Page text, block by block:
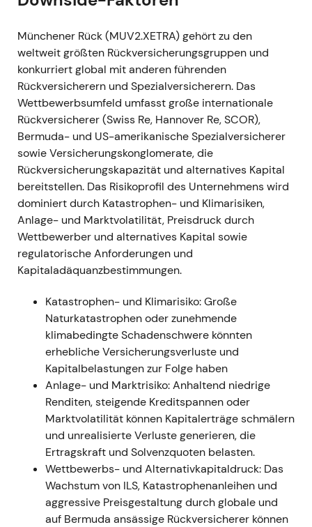
inflationäres Umfeld)
Ereignis:Der russische Einmarsch in die
Ukraine löste Abschreibungen auf russische
und ukrainische Anleihen sowie erste
kriegsbedingte Schadenforderungen aus;
Munich Re stellte das Neugeschäft in Russland
und Belarus ein und verbuchte kriegsbedingte
Aufwendungen (Q1: ~100 Mio. €); Q1-
Nettoergebnis ~608 Mio. €; Jahresergebnis
2022 ~3,419 Mrd. € — damit übertraf das
Unternehmen die eigene Prognose von 3,3
Mrd. €. [17],[11],[12]
Einschätzung:Die Anlegerstimmung trübte
sich zunächst geopolitisch und
exposurebedingt ein, erholte sich jedoch
rasch, als das Management die direkten
Risiken als begrenzt einordnete, an der
Prognose festhielt und diese letztlich übertraf
— das Narrativ verschob sich zu
„risikobewusster, diversifizierter
Rückversicherer". [11] [17] ,[12]
Charttechnik:
Scharfer Kursrückgang rund
um die Invasion im Februar/März 2022 und
allgemeinen Marktdruck, danach
Stabilisierung in einer Handelsspanne und
Erholung mit Bekanntgabe der besser als
erwarteten Jahresergebnisse. (abgeleitet)
Münchener Rück (MUV2.XETRA) gehört zu den
weltweit größten Rückversicherungsgruppen und
konkurriert global mit anderen führenden
Rückversicherern und Spezialversicherern. Das
Wettbewerbsumfeld umfasst große internationale
Rückversicherer (Swiss Re, Hannover Re, SCOR),
Bermuda- und US-amerikanische Spezialversicherer
sowie Versicherungskonglomerate, die
Rückversicherungskapazität und alternatives Kapital
bereitstellen. Das Risikoprofil des Unternehmens wird
dominiert durch Katastrophen- und Klimarisiken,
Anlage- und Marktvolatilität, Preisdruck durch
Wettbewerber und alternatives Kapital sowie
regulatorische Anforderungen und
Kapitaladäquanzbestimmungen.
Katastrophen- und Klimarisiko: Große
Naturkatastrophen oder zunehmende
klimabedingte Schadenschwere könnten
erhebliche Versicherungsverluste und
Kapitalbelastungen zur Folge haben
Anlage- und Marktrisiko: Anhaltend niedrige
Renditen, steigende Kreditspannen oder
Marktvolatilität können Kapitalerträge schmälern
und unrealisierte Verluste generieren, die
Ertragskraft und Solvenzquoten belasten.
Wettbewerbs- und Alternativkapitaldruck: Das
Wachstum von ILS, Katastrophenanleihen und
aggressive Preisgestaltung durch globale und
auf Bermuda ansässige Rückversicherer können